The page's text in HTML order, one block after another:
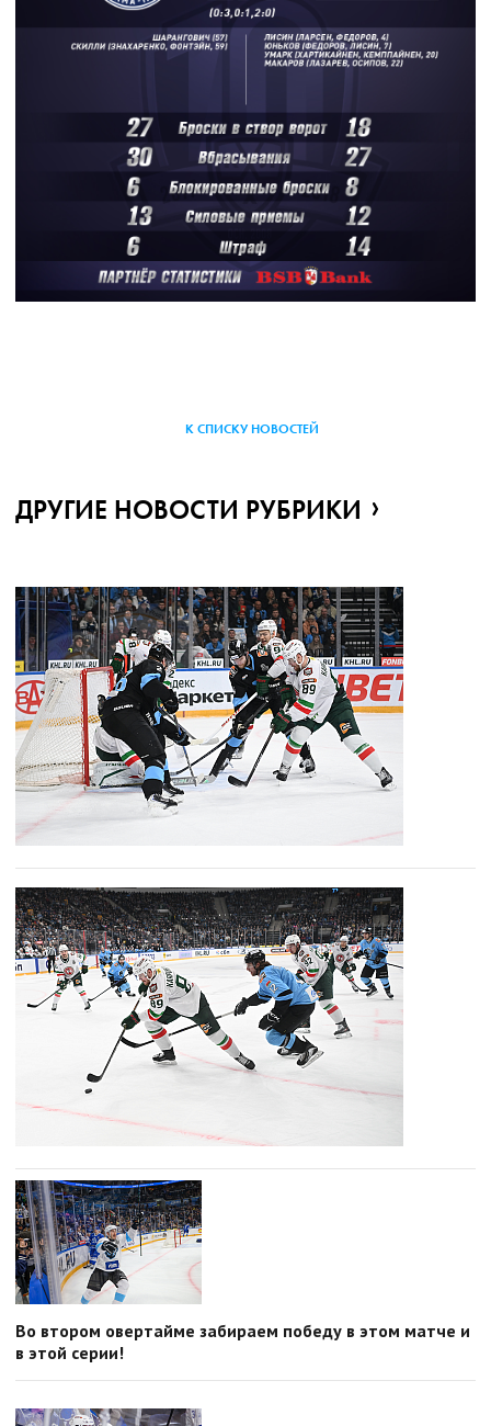
К СПИСКУ НОВОСТЕЙ
ДРУГИЕ НОВОСТИ РУБРИКИ
Во втором овертайме забираем победу в этом матче и
в этой серии!